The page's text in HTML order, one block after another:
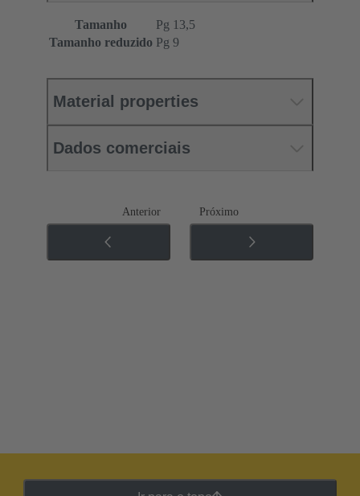
Tamanho
Pg 13,5
Tamanho reduzido Pg 9
Material properties
Dados comerciais
Anterior Próximo